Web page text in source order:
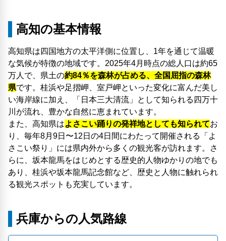
高知の基本情報
高知県は四国地方の太平洋側に位置し、1年を通じて温暖
な気候が特徴の地域です。2025年4月時点の総人口は約65
万人で、県土の約84％を森林が占める、全国屈指の森林
県です。桂浜や足摺岬、室戸岬といった変化に富んだ美し
い海岸線に加え、「日本三大清流」として知られる四万十
川が流れ、豊かな自然に恵まれています。
また、高知県はよさこい踊りの発祥地としても知られてお
り、毎年8月9日〜12日の4日間にわたって開催される「よ
さこい祭り」には県内外から多くの観光客が訪れます。さ
らに、坂本龍馬をはじめとする歴史的人物ゆかりの地でも
あり、桂浜や坂本龍馬記念館など、歴史と人物に触れられ
る観光スポットも充実しています。
兵庫からの人気路線